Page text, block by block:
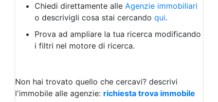
Albergo
Laboratorio Artigianale
Negozio/locale commerciale
Agriturismo
Magazzini
Qualsiasi
Terreno edificabile
Chiedi direttamente alle Agenzie immobiliari
o descrivigli cosa stai cercando qui.
Prova ad ampliare la tua ricerca modificando
i filtri nel motore di ricerca.
Non hai trovato quello che cercavi? descrivi
l'immobile alle agenzie: richiesta trova immobile